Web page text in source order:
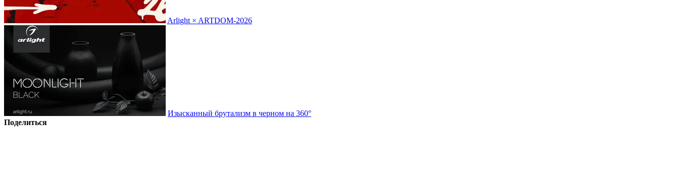
Arlight × ARTDOM-2026
Изысканный брутализм в черном на 360°
Поделиться